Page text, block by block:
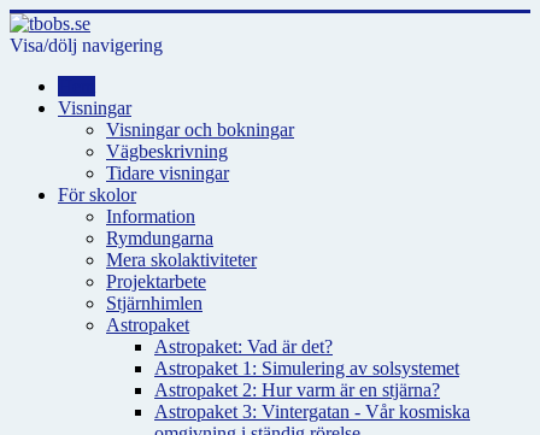
Visa/dölj navigering
Visningar
Visningar och bokningar
Vägbeskrivning
Tidare visningar
För skolor
Information
Rymdungarna
Mera skolaktiviteter
Projektarbete
Stjärnhimlen
Astropaket
Astropaket: Vad är det?
Astropaket 1: Simulering av solsystemet
Astropaket 2: Hur varm är en stjärna?
Astropaket 3: Vintergatan - Vår kosmiska